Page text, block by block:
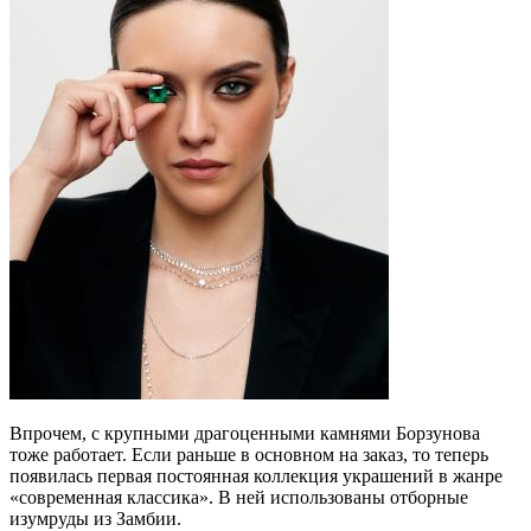
Впрочем, с крупными драгоценными камнями Борзунова
тоже работает. Если раньше в основном на заказ, то теперь
появилась первая постоянная коллекция украшений в жанре
«современная классика». В ней использованы отборные
изумруды из Замбии.